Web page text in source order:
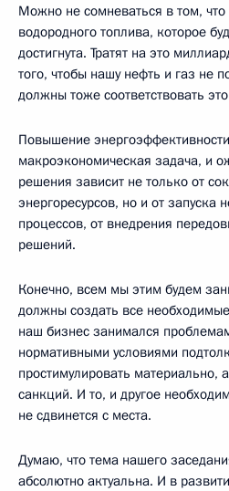
Можно не сомневаться в том,
водородного топлива, которое
достигнута. Тратят на это
того, чтобы нашу нефть и газ не
должны тоже соответствовать
Повышение
макроэкономическая задача, и
решения зависит не только от
энергоресурсов, но и от запуска
процессов, от внедрения
решений.
Конечно, всем мы этим будем
должны создать все
наш бизнес занимался
нормативными условиями
простимулировать материально,
санкций. И то, и другое
не сдвинется с места.
Думаю, что тема нашего
абсолютно актуальна. И в